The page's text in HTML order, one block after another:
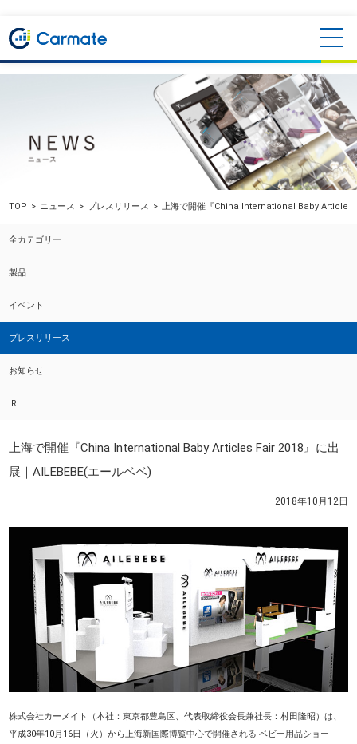
TOP ニュース プレスリリース 上海で開催『China International Baby Articles
全カテゴリー
製品
イベント
プレスリリース
お知らせ
IR
上海で開催『China International Baby Articles Fair 2018』に出
展｜AILEBEBE(エールベベ)
2018年10月12日
株式会社カーメイト（本社：東京都豊島区、代表取締役会長兼社長：村田隆昭）は、
平成30年10月16日（火）から上海新国際博覧中心で開催される ベビー用品ショー